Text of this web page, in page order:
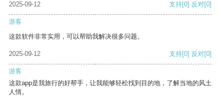
2025-09-12
支持[0] 反对[0]
游客
这款软件非常实用，可以帮助我解决很多问题。
2025-09-12 支持[0] 反对[0]
游客
这款app是我旅行的好帮手，让我能够轻松找到目的地，了解当地的风土
人情。